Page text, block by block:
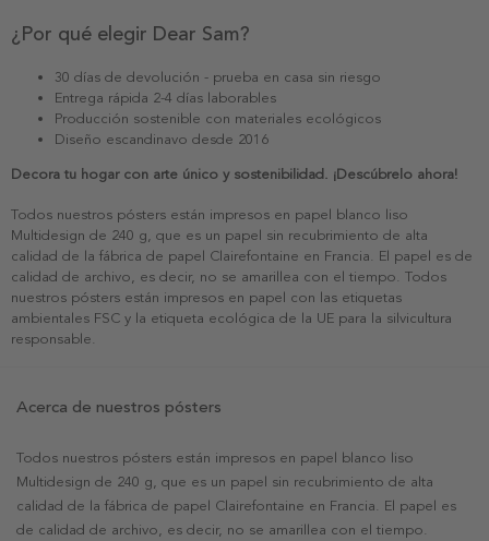
¿Por qué elegir Dear Sam?
30 días de devolución - prueba en casa sin riesgo
Entrega rápida 2-4 días laborables
Producción sostenible con materiales ecológicos
Diseño escandinavo desde 2016
Decora tu hogar con arte único y sostenibilidad. ¡Descúbrelo ahora!
Todos nuestros pósters están impresos en papel blanco liso
Multidesign de 240 g, que es un papel sin recubrimiento de alta
calidad de la fábrica de papel Clairefontaine en Francia. El papel es de
calidad de archivo, es decir, no se amarillea con el tiempo. Todos
nuestros pósters están impresos en papel con las etiquetas
ambientales FSC y la etiqueta ecológica de la UE para la silvicultura
responsable.
Acerca de nuestros pósters
Todos nuestros pósters están impresos en papel blanco liso
Multidesign de 240 g, que es un papel sin recubrimiento de alta
calidad de la fábrica de papel Clairefontaine en Francia. El papel es
de calidad de archivo, es decir, no se amarillea con el tiempo.